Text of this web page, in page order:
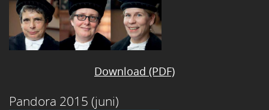
Download (PDF)
Pandora 2015 (juni)